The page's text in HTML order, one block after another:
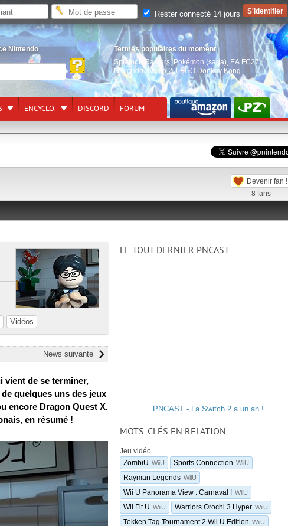
Nintendo
Termes populaires du moment
Splatoon Raiders, Pokémon (saga) EA FC27,
Nintendo Switch 2,LEGO Donkey Kong
ENCYCLO. DISCORD FORUM
Devenir fan !
8 fans
Vidéos
News suivante
vient de se terminer,
quelques uns des jeux
encore Dragon Quest X.
en résumé !
LE TOUT DERNIER PNCAST
PNCAST - La Switch 2 a un an !
MOTS-CLÉS EN RELATION
Jeu vidéo
ZombiU WiiU Sports Connection WiiU
Rayman Legends WiiU
Wii U Panorama View : Carnaval ! WiiU
Wii Fit U WiiU Warriors Orochi 3 Hyper WiiU
Tekken Tag Tournament 2 Wii U Edition WiiU
Rester connecté 14 jours